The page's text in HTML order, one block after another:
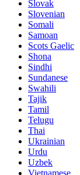
Slovak
Slovenian
Somali
Samoan
Scots Gaelic
Shona
Sindhi
Sundanese
Swahili
Tajik
Tamil
Telugu
Thai
Ukrainian
Urdu
Uzbek